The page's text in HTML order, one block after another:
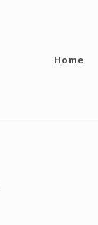
Home